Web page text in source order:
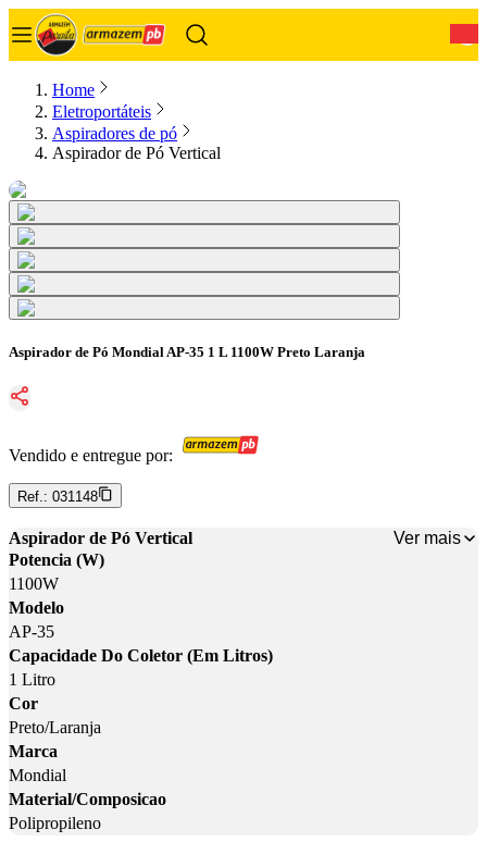
Home
Eletroportáteis
Aspiradores de pó
Aspirador de Pó Vertical
Aspirador de Pó Mondial AP-35 1 L 1100W Preto Laranja
Vendido e entregue por:
Ref.: 031148
Aspirador de Pó Vertical
Ver mais
Potencia (W)
1100W
Modelo
AP-35
Capacidade Do Coletor (Em Litros)
1 Litro
Cor
Preto/Laranja
Marca
Mondial
Material/Composicao
Polipropileno